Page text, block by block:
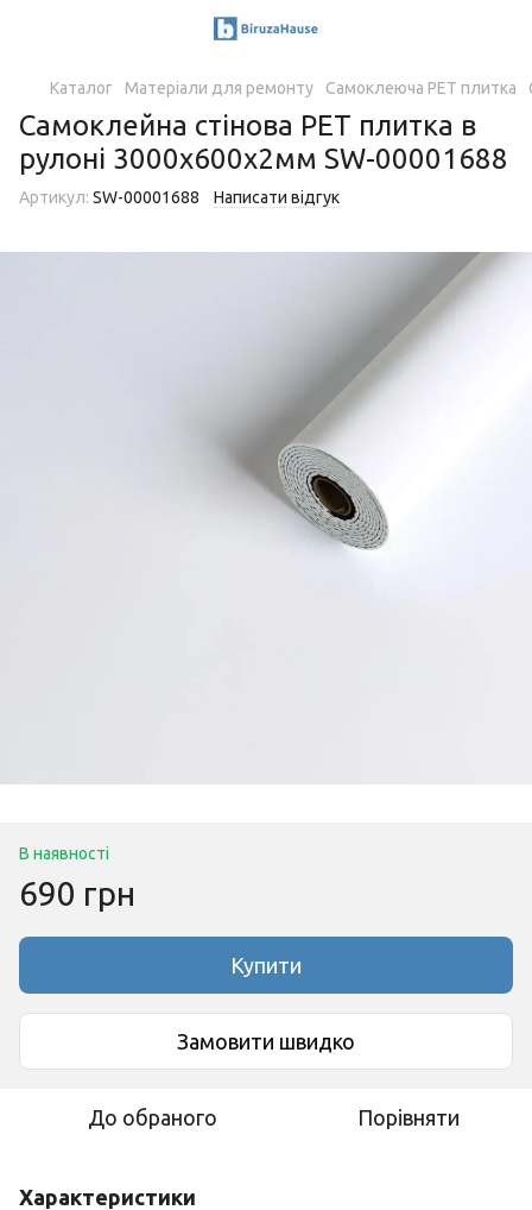
Каталог Матеріали для ремонту Самоклеюча PET плитка
Самоклейна стінова PET плитка в
рулоні 3000х600х2мм SW-00001688
Артикул: SW-00001688 Написати відгук
В наявності
690 грн
Купити
Замовити швидко
До обраного Порівняти
Характеристики